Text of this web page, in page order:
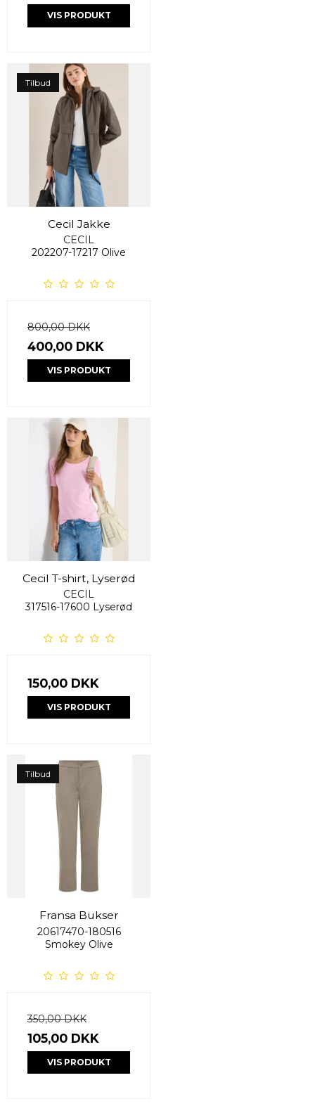
VIS PRODUKT
Tilbud
Cecil Jakke
CECIL
202207-17217 Olive
800,00 DKK
400,00 DKK
VIS PRODUKT
Cecil T-shirt, Lyserød
CECIL
317516-17600 Lyserød
150,00 DKK
VIS PRODUKT
Tilbud
Fransa Bukser
20617470-180516
Smokey Olive
350,00 DKK
105,00 DKK
VIS PRODUKT